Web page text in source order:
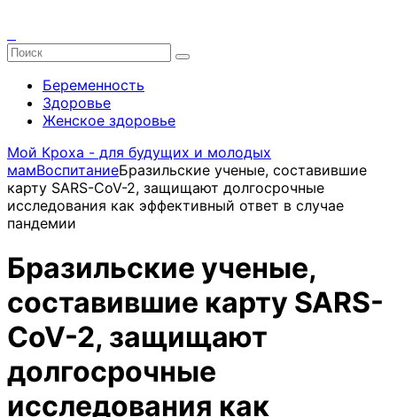
Беременность
Здоровье
Женское здоровье
Мой Кроха - для будущих и молодых
мамВоспитаниеБразильские ученые, составившие
карту SARS-CoV-2, защищают долгосрочные
исследования как эффективный ответ в случае
пандемии
Бразильские ученые,
составившие карту SARS-
CoV-2, защищают
долгосрочные
исследования как